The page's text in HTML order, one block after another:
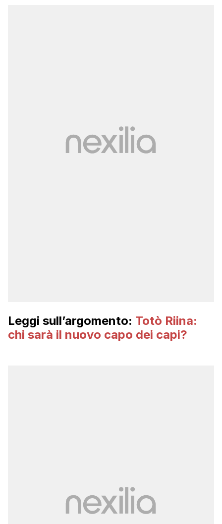
Leggi sull’argomento: Totò Riina:
chi sarà il nuovo capo dei capi?